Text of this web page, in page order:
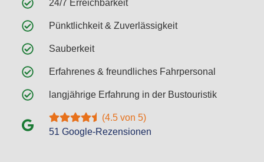
24/7 Erreichbarkeit
Pünktlichkeit & Zuverlässigkeit
Sauberkeit
Erfahrenes & freundliches Fahrpersonal
langjährige Erfahrung in der Bustouristik
(4.5 von 5)
51 Google-Rezensionen